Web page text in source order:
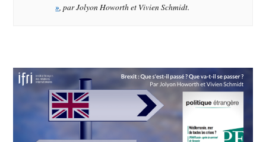
», par Jolyon Howorth et Vivien Schmidt.